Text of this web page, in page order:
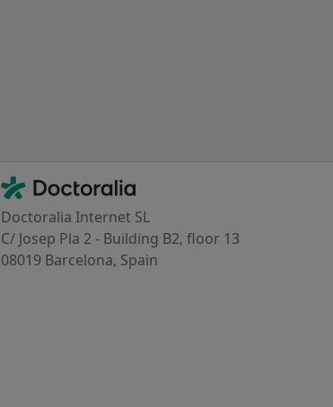
Contacto
Doctoralia - Homepage
Doctoralia Internet SL
C/ Josep Pla 2 - Building B2, floor 13
08019 Barcelona, Spain